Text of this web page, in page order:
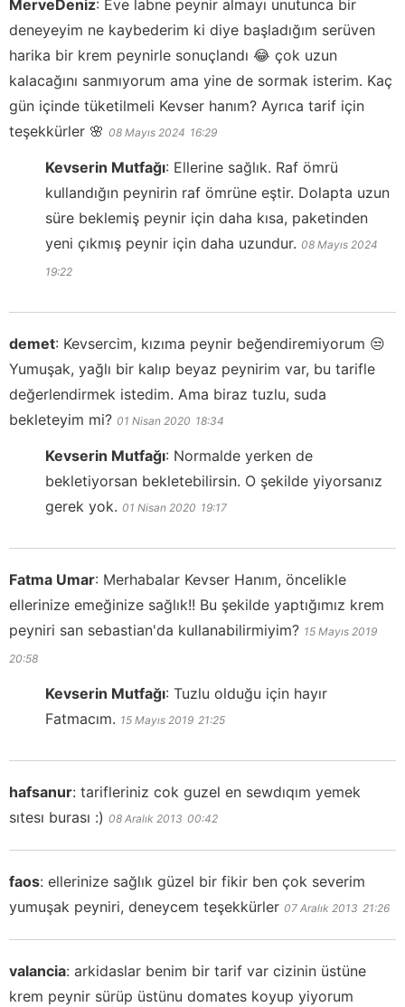
MerveDeniz: Eve labne peynir almayı unutunca bir
deneyeyim ne kaybederim ki diye başladığım serüven
harika bir krem peynirle sonuçlandı 😂 çok uzun
kalacağını sanmıyorum ama yine de sormak isterim. Kaç
gün içinde tüketilmeli Kevser hanım? Ayrıca tarif için
teşekkürler 🌸 08 Mayıs 2024 16:29
Kevserin Mutfağı: Ellerine sağlık. Raf ömrü
kullandığın peynirin raf ömrüne eştir. Dolapta uzun
süre beklemiş peynir için daha kısa, paketinden
yeni çıkmış peynir için daha uzundur. 08 Mayıs 2024
19:22
demet: Kevsercim, kızıma peynir beğendiremiyorum 😒
Yumuşak, yağlı bir kalıp beyaz peynirim var, bu tarifle
değerlendirmek istedim. Ama biraz tuzlu, suda
bekleteyim mi? 01 Nisan 2020 18:34
Kevserin Mutfağı: Normalde yerken de
bekletiyorsan bekletebilirsin. O şekilde yiyorsanız
gerek yok. 01 Nisan 2020 19:17
Fatma Umar: Merhabalar Kevser Hanım, öncelikle
ellerinize emeğinize sağlık!! Bu şekilde yaptığımız krem
peyniri san sebastian'da kullanabilirmiyim? 15 Mayıs 2019
20:58
Kevserin Mutfağı: Tuzlu olduğu için hayır
Fatmacım. 15 Mayıs 2019 21:25
hafsanur: tarifleriniz cok guzel en sewdıqım yemek
sıtesı burası :) 08 Aralık 2013 00:42
faos: ellerinize sağlık güzel bir fikir ben çok severim
yumuşak peyniri, deneycem teşekkürler 07 Aralık 2013 21:26
valancia: arkidaslar benim bir tarif var cizinin üstüne
krem peynir sürüp üstünu domates koyup yiyorum